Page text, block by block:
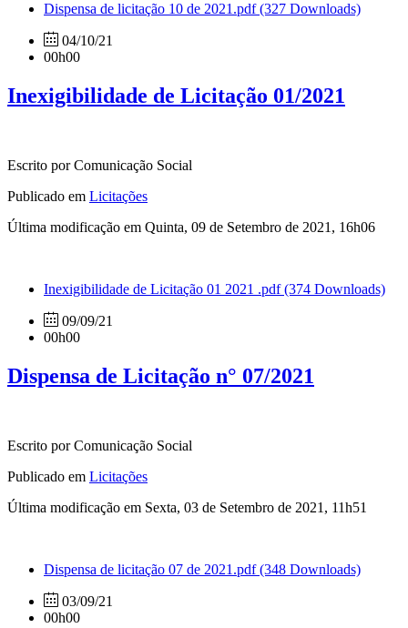
Dispensa de licitação 10 de 2021.pdf(327 Downloads)
04/10/21
00h00
Inexigibilidade de Licitação 01/2021
Escrito por Comunicação Social
Publicado em Licitações
Última modificação em Quinta, 09 de Setembro de 2021, 16h06
Inexigibilidade de Licitação 01 2021 .pdf(374 Downloads)
09/09/21
00h00
Dispensa de Licitação n° 07/2021
Escrito por Comunicação Social
Publicado em Licitações
Última modificação em Sexta, 03 de Setembro de 2021, 11h51
Dispensa de licitação 07 de 2021.pdf(348 Downloads)
03/09/21
00h00